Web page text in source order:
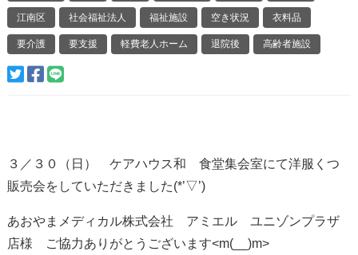
江南区 社会福祉法人 福祉施設 空き状況 衣料品
要介護 要支援 軽費老人ホーム 退院後 高齢者施設
３／３０（日） ケアハウス和 食堂集会室にて洋服くつ
販売会をしていただきました(*’▽’)
あおやまメディカル株式会社 アミエル ユニゾンプラザ
店様 ご協力ありがとうございます<m(__)m>